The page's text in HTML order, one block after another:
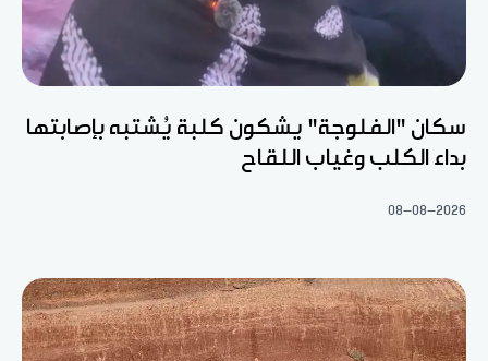
سكان "الفلوجة" يشكون كلبة يُشتبه بإصابتها
بداء الكلب وغياب اللقاح
08-08-2026